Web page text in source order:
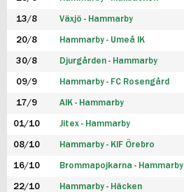
13/8 Växjö - Hammarby
20/8 Hammarby - Umeå IK
30/8 Djurgården - Hammarby
09/9 Hammarby - FC Rosengård
17/9 AIK - Hammarby
01/10 Jitex - Hammarby
08/10 Hammarby - KIF Örebro
16/10 Brommapojkarna - Hammarby
22/10 Hammarby - Häcken